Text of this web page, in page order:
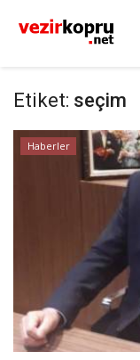
Etiket: seçim
Haberler